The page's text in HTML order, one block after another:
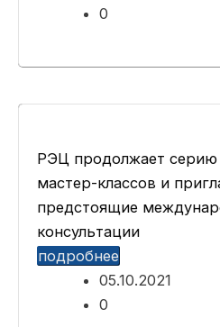
0
РЭЦ продолжает
мастер-классов и
предстоящие
консультации
подробнее
05.10.2021
0